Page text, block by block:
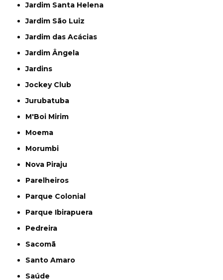
Jardim Santa Helena
Jardim São Luiz
Jardim das Acácias
Jardim Ângela
Jardins
Jockey Club
Jurubatuba
M'Boi Mirim
Moema
Morumbi
Nova Piraju
Parelheiros
Parque Colonial
Parque Ibirapuera
Pedreira
Sacomã
Santo Amaro
Saúde